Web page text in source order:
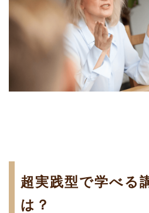
超実践型で学べる
は？